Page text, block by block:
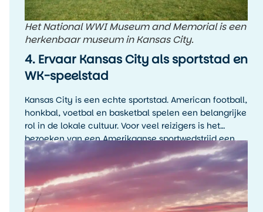
Het National WWI Museum and Memorial is een
herkenbaar museum in Kansas City.
4. Ervaar Kansas City als sportstad en
WK-speelstad
Kansas City is een echte sportstad. American football,
honkbal, voetbal en basketbal spelen een belangrijke
rol in de lokale cultuur. Voor veel reizigers is het
bezoeken van een Amerikaanse sportwedstrijd een
hoogtepunt van de reis, zelfs als je de sport zelf niet
wekelijks volgt.